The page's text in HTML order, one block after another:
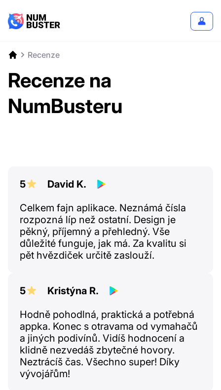
Recenze
Recenze na
NumBusteru
5
David K.
Celkem fajn aplikace. Neznámá čísla
rozpozná líp než ostatní. Design je
pěkný, příjemný a přehledný. Vše
důležité funguje, jak má. Za kvalitu si
pět hvězdiček určitě zaslouží.
5
Kristýna R.
Hodně pohodlná, praktická a potřebná
appka. Konec s otravama od vymahačů
a jiných podivínů. Vidíš hodnocení a
klidně nezvedáš zbytečné hovory.
Neztrácíš čas. Všechno super! Díky
vývojářům!